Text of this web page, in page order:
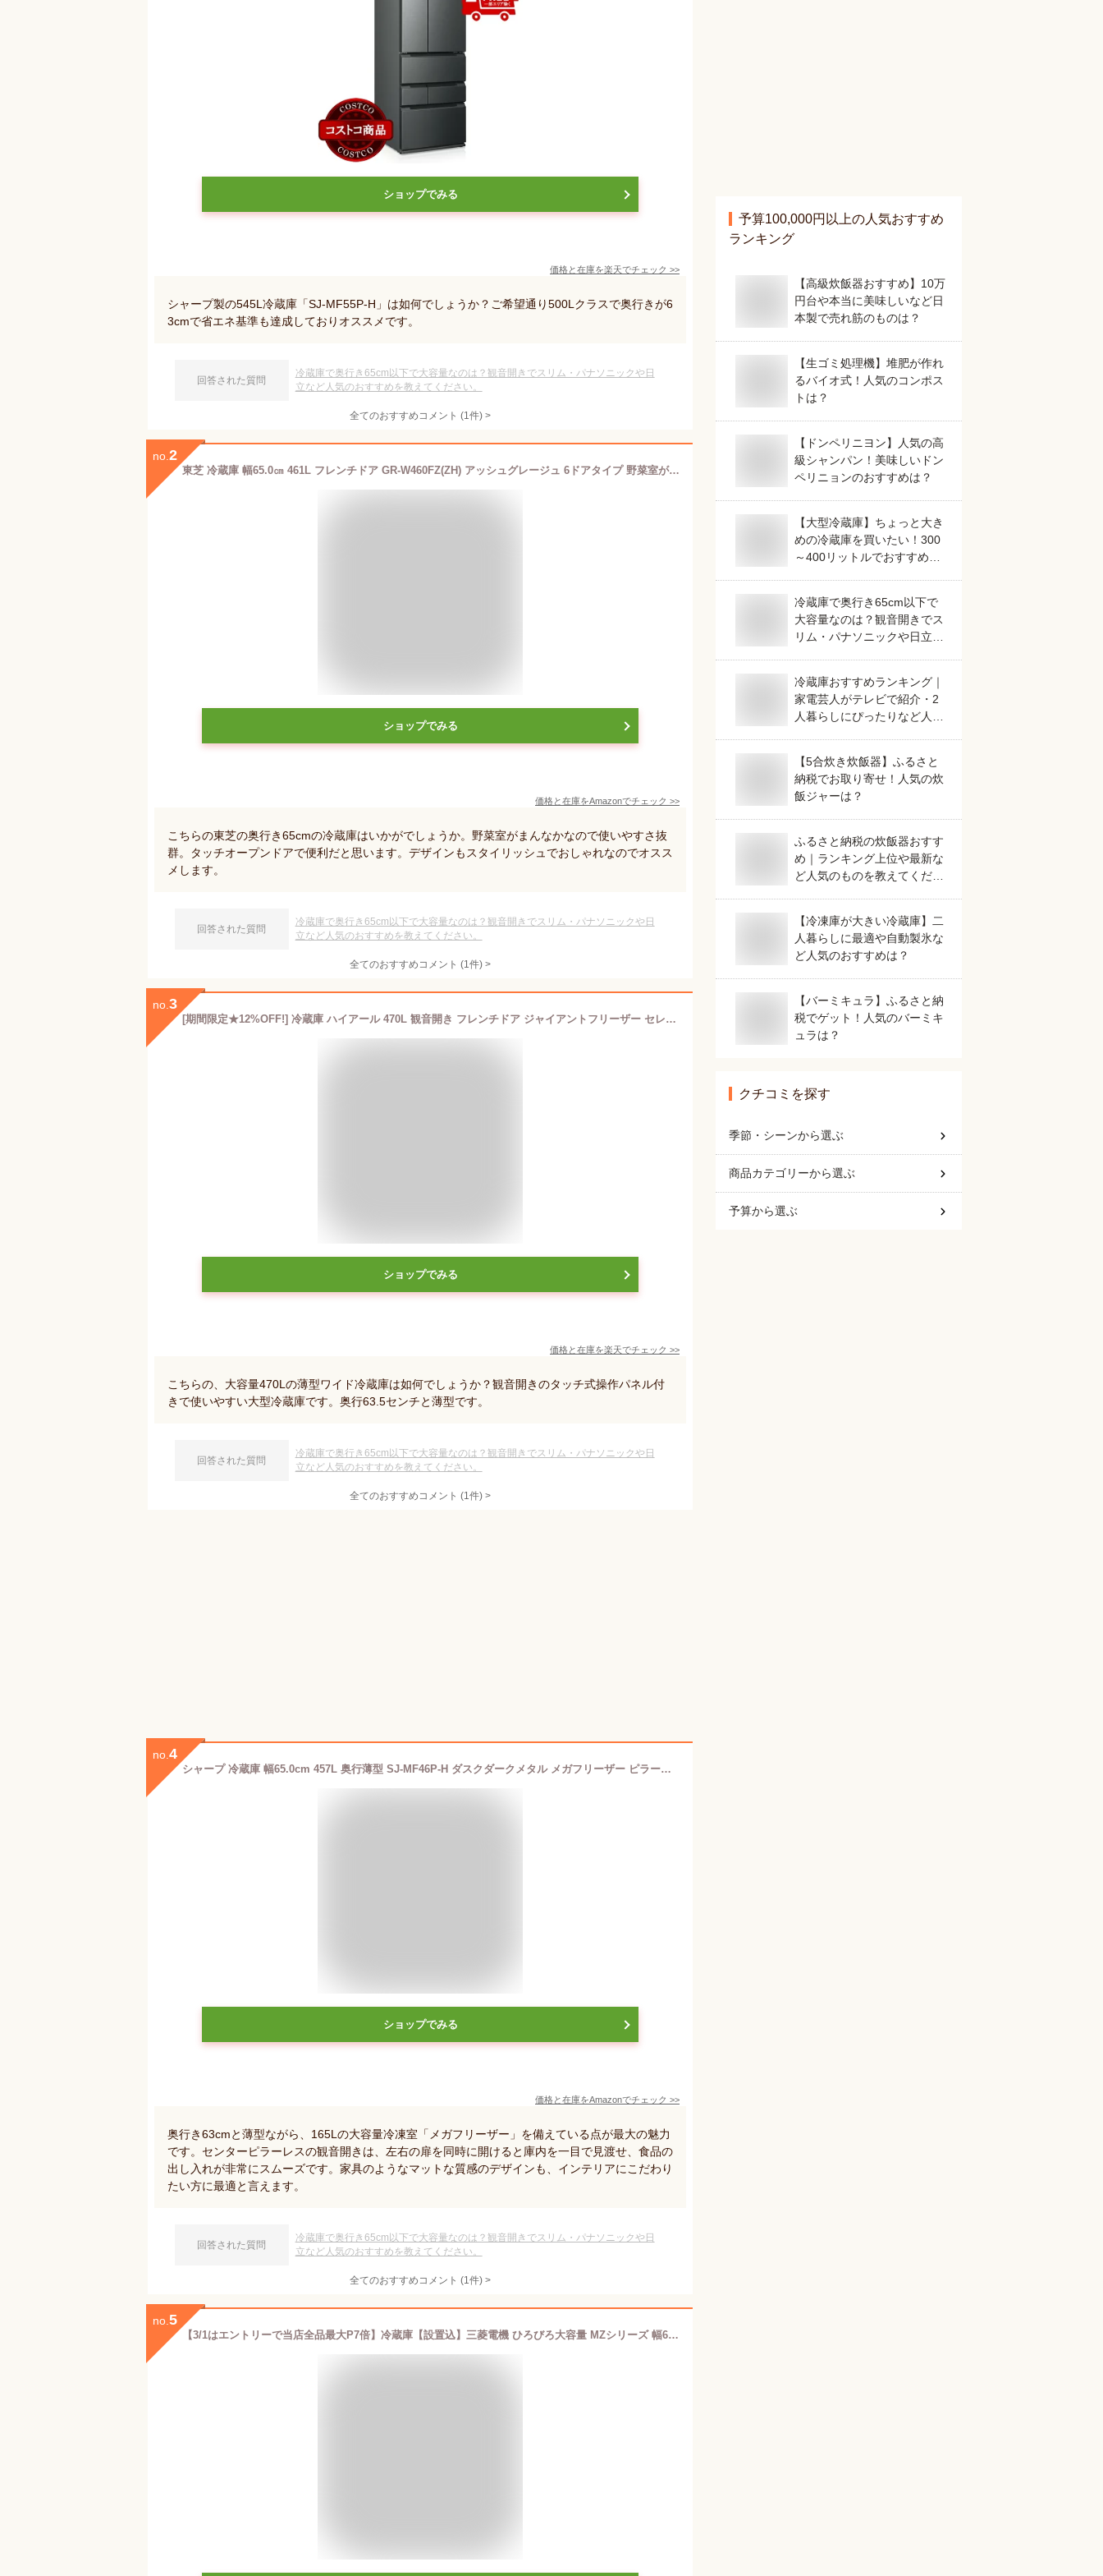
ショップでみる
価格と在庫を楽天でチェック >>
シャープ製の545L冷蔵庫「SJ-MF55P-H」は如何でしょうか？ご希望通り500Lクラスで奥行きが6
3cmで省エネ基準も達成しておりオススメです。
回答された質問
冷蔵庫で奥行き65cm以下で大容量なのは？観音開きでスリム・パナソニックや日
立など人気のおすすめを教えてください。
全てのおすすめコメント (1件) >
no. 2
東芝 冷蔵庫 幅65.0㎝ 461L フレンチドア GR-W460FZ(ZH) アッシュグレージュ 6ドアタイプ 野菜室がまんなか 無線LAN タッチオープンドア 2024年モデル マジック大容量
ショップでみる
価格と在庫をAmazonでチェック >>
こちらの東芝の奥行き65cmの冷蔵庫はいかがでしょうか。野菜室がまんなかなので使いやすさ抜
群。タッチオープンドアで便利だと思います。デザインもスタイリッシュでおしゃれなのでオスス
メします。
回答された質問
冷蔵庫で奥行き65cm以下で大容量なのは？観音開きでスリム・パナソニックや日
立など人気のおすすめを教えてください。
全てのおすすめコメント (1件) >
no. 3
[期間限定★12%OFF!] 冷蔵庫 ハイアール 470L 観音開き フレンチドア ジャイアントフリーザー セレクトゾーン 166L 大容量 薄型ワイド設計 奥行63.5cm タッチ式操作パネル ファン式 自動霜取り 霜取り不要 新生活 Haier CORU 冷凍冷蔵庫 JR-GX47B * [2603SE]
ショップでみる
価格と在庫を楽天でチェック >>
こちらの、大容量470Lの薄型ワイド冷蔵庫は如何でしょうか？観音開きのタッチ式操作パネル付
きで使いやすい大型冷蔵庫です。奥行63.5センチと薄型です。
回答された質問
冷蔵庫で奥行き65cm以下で大容量なのは？観音開きでスリム・パナソニックや日
立など人気のおすすめを教えてください。
全てのおすすめコメント (1件) >
no. 4
シャープ 冷蔵庫 幅65.0cm 457L 奥行薄型 SJ-MF46P-H ダスクダークメタル メガフリーザー ピラーレスフレンチドア
ショップでみる
価格と在庫をAmazonでチェック >>
奥行き63cmと薄型ながら、165Lの大容量冷凍室「メガフリーザー」を備えている点が最大の魅力
です。センターピラーレスの観音開きは、左右の扉を同時に開けると庫内を一目で見渡せ、食品の
出し入れが非常にスムーズです。家具のようなマットな質感のデザインも、インテリアにこだわり
たい方に最適と言えます。
回答された質問
冷蔵庫で奥行き65cm以下で大容量なのは？観音開きでスリム・パナソニックや日
立など人気のおすすめを教えてください。
全てのおすすめコメント (1件) >
no. 5
【3/1はエントリーで当店全品最大P7倍】冷蔵庫【設置込】三菱電機 ひろびろ大容量 MZシリーズ 幅65cm 485L 6ドア 観音開き グランドアンバーグレー MR-MZ49N-H【/srm】
予算100,000円以上の人気おすすめ
ランキング
【高級炊飯器おすすめ】10万
円台や本当に美味しいなど日
本製で売れ筋のものは？
【生ゴミ処理機】堆肥が作れ
るバイオ式！人気のコンポス
トは？
【ドンペリニヨン】人気の高
級シャンパン！美味しいドン
ペリニョンのおすすめは？
【大型冷蔵庫】ちょっと大き
めの冷蔵庫を買いたい！300
～400リットルでおすすめを
冷蔵庫で奥行き65cm以下で
大容量なのは？観音開きでス
リム・パナソニックや日立な
冷蔵庫おすすめランキング｜
家電芸人がテレビで紹介・2
人暮らしにぴったりなど人気
【5合炊き炊飯器】ふるさと
納税でお取り寄せ！人気の炊
飯ジャーは？
ふるさと納税の炊飯器おすす
め｜ランキング上位や最新な
ど人気のものを教えてくださ
【冷凍庫が大きい冷蔵庫】二
人暮らしに最適や自動製氷な
ど人気のおすすめは？
【バーミキュラ】ふるさと納
税でゲット！人気のバーミキ
ュラは？
クチコミを探す
季節・シーンから選ぶ
商品カテゴリーから選ぶ
予算から選ぶ